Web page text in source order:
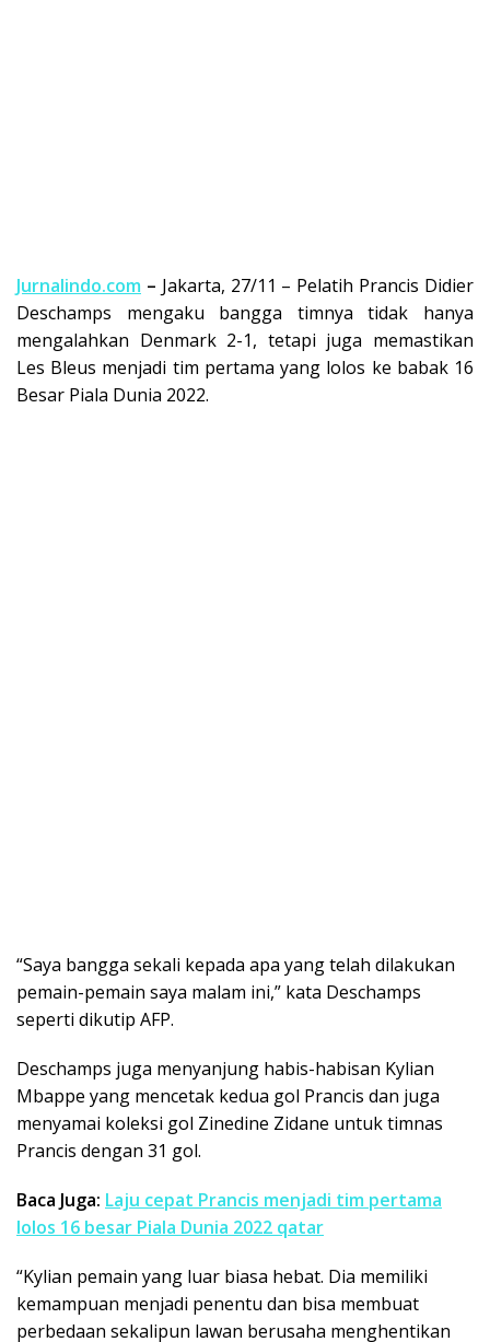
Jurnalindo.com – Jakarta, 27/11 – Pelatih Prancis Didier
Deschamps mengaku bangga timnya tidak hanya
mengalahkan Denmark 2-1, tetapi juga memastikan
Les Bleus menjadi tim pertama yang lolos ke babak 16
Besar Piala Dunia 2022.
“Saya bangga sekali kepada apa yang telah dilakukan
pemain-pemain saya malam ini,” kata Deschamps
seperti dikutip AFP.
Deschamps juga menyanjung habis-habisan Kylian
Mbappe yang mencetak kedua gol Prancis dan juga
menyamai koleksi gol Zinedine Zidane untuk timnas
Prancis dengan 31 gol.
Baca Juga: Laju cepat Prancis menjadi tim pertama
lolos 16 besar Piala Dunia 2022 qatar
“Kylian pemain yang luar biasa hebat. Dia memiliki
kemampuan menjadi penentu dan bisa membuat
perbedaan sekalipun lawan berusaha menghentikan